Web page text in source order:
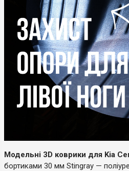
Модельні 3D коврики для Kia
бортиками 30 мм Stingray —